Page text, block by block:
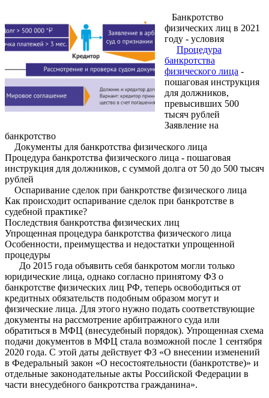
Банкротство
физических лиц в 2021
году - условия
Процедура
банкротства
физического лица -
пошаговая инструкция
для должников,
превысивших 500
тысяч рублей
Заявление на
банкротство
Документы для банкротства физического лица
Процедура банкротства физического лица - пошаговая
инструкция для должников, с суммой долга от 50 до 500 тысяч
рублей
Оспаривание сделок при банкротстве физического лица
Как происходит оспаривание сделок при банкротстве в
судебной практике?
Последствия банкротства физических лиц
Упрощенная процедура банкротства физического лица
Особенности, преимущества и недостатки упрощенной
процедуры
До 2015 года объявить себя банкротом могли только
юридические лица, однако согласно принятому ФЗ о
банкротстве физических лиц РФ, теперь освободиться от
кредитных обязательств подобным образом могут и
физические лица. Для этого нужно подать соответствующие
документы на рассмотрение арбитражного суда или
обратиться в МФЦ (внесудебный порядок). Упрощенная схема
подачи документов в МФЦ стала возможной после 1 сентября
2020 года. С этой даты действует ФЗ «О внесении изменений
в Федеральный закон «О несостоятельности (банкротстве)» и
отдельные законодательные акты Российской Федерации в
части внесудебного банкротства гражданина».